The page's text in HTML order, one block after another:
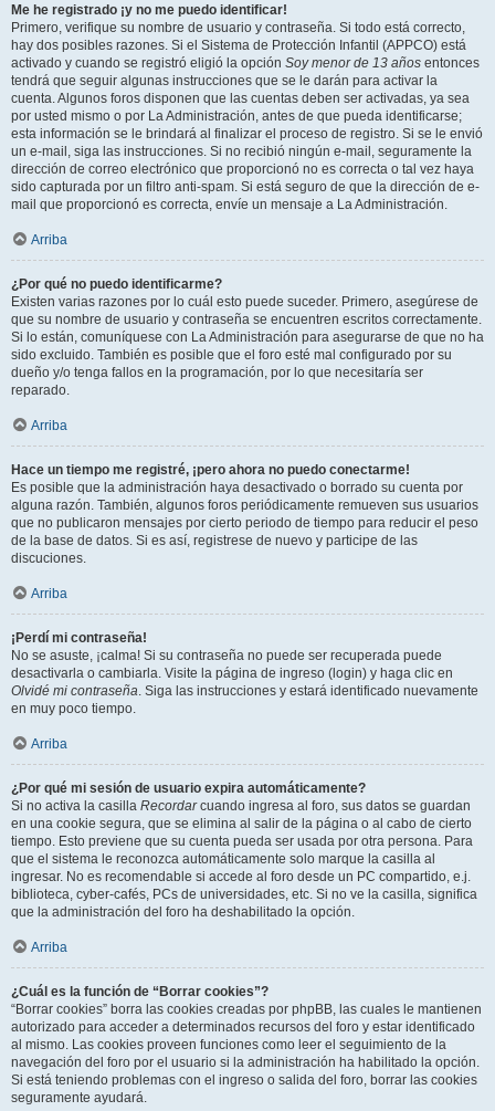
Me he registrado ¡y no me puedo identificar!
Primero, verifique su nombre de usuario y contraseña. Si todo está correcto,
hay dos posibles razones. Si el Sistema de Protección Infantil (APPCO) está
activado y cuando se registró eligió la opción Soy menor de 13 años entonces
tendrá que seguir algunas instrucciones que se le darán para activar la
cuenta. Algunos foros disponen que las cuentas deben ser activadas, ya sea
por usted mismo o por La Administración, antes de que pueda identificarse;
esta información se le brindará al finalizar el proceso de registro. Si se le envió
un e-mail, siga las instrucciones. Si no recibió ningún e-mail, seguramente la
dirección de correo electrónico que proporcionó no es correcta o tal vez haya
sido capturada por un filtro anti-spam. Si está seguro de que la dirección de e-
mail que proporcionó es correcta, envíe un mensaje a La Administración.
Arriba
¿Por qué no puedo identificarme?
Existen varias razones por lo cuál esto puede suceder. Primero, asegúrese de
que su nombre de usuario y contraseña se encuentren escritos correctamente.
Si lo están, comuníquese con La Administración para asegurarse de que no ha
sido excluido. También es posible que el foro esté mal configurado por su
dueño y/o tenga fallos en la programación, por lo que necesitaría ser
reparado.
Arriba
Hace un tiempo me registré, ¡pero ahora no puedo conectarme!
Es posible que la administración haya desactivado o borrado su cuenta por
alguna razón. También, algunos foros periódicamente remueven sus usuarios
que no publicaron mensajes por cierto periodo de tiempo para reducir el peso
de la base de datos. Si es así, registrese de nuevo y participe de las
discuciones.
Arriba
¡Perdí mi contraseña!
No se asuste, ¡calma! Si su contraseña no puede ser recuperada puede
desactivarla o cambiarla. Visite la página de ingreso (login) y haga clic en
Olvidé mi contraseña. Siga las instrucciones y estará identificado nuevamente
en muy poco tiempo.
Arriba
¿Por qué mi sesión de usuario expira automáticamente?
Si no activa la casilla Recordarcuando ingresa al foro, sus datos se guardan
en una cookie segura, que se elimina al salir de la página o al cabo de cierto
tiempo. Esto previene que su cuenta pueda ser usada por otra persona. Para
que el sistema le reconozca automáticamente solo marque la casilla al
ingresar. No es recomendable si accede al foro desde un PC compartido, e.j.
biblioteca, cyber-cafés, PCs de universidades, etc. Si no ve la casilla, significa
que la administración del foro ha deshabilitado la opción.
Arriba
¿Cuál es la función de “Borrar cookies”?
“Borrar cookies” borra las cookies creadas por phpBB, las cuales le mantienen
autorizado para acceder a determinados recursos del foro y estar identificado
al mismo. Las cookies proveen funciones como leer el seguimiento de la
navegación del foro por el usuario si la administración ha habilitado la opción.
Si está teniendo problemas con el ingreso o salida del foro, borrar las cookies
seguramente ayudará.